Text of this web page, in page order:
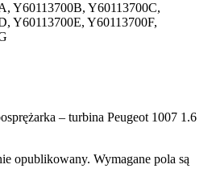
Y60113700B, Y60113700C,
Y60113700E, Y60113700F,
– turbina Peugeot 1007 1.6
opublikowany. Wymagane pola są